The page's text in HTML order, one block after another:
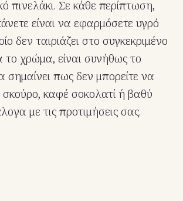
πινελάκι. Σε κάθε περίπτωση,
είναι να εφαρμόσετε υγρό
δεν ταιριάζει στο συγκεκριμένο
το χρώμα, είναι συνήθως το
σημαίνει πως δεν μπορείτε να
καφέ σοκολατί ή βαθύ
με τις προτιμήσεις σας.